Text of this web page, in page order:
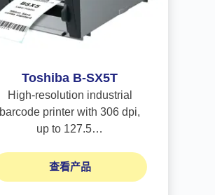
Toshiba B-SX5T
High-resolution industrial
barcode printer with 306 dpi,
up to 127.5…
查看产品